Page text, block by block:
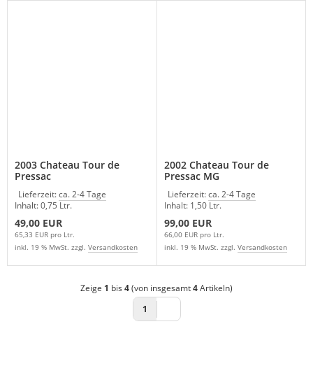
2003 Chateau Tour de
Pressac
Lieferzeit:ca. 2-4 Tage
Inhalt: 0,75 Ltr.
49,00 EUR
65,33 EUR pro Ltr.
inkl. 19 % MwSt. zzgl. Versandkosten
2002 Chateau Tour de
Pressac MG
Lieferzeit:ca. 2-4 Tage
Inhalt: 1,50 Ltr.
99,00 EUR
66,00 EUR pro Ltr.
inkl. 19 % MwSt. zzgl. Versandkosten
Zeige 1 bis 4(von insgesamt4Artikeln)
1